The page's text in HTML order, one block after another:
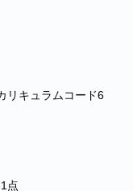
リキュラムコード6
点